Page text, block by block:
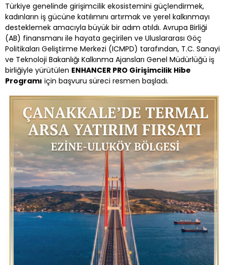
Türkiye genelinde girişimcilik ekosistemini güçlendirmek,
kadınların iş gücüne katılımını artırmak ve yerel kalkınmayı
desteklemek amacıyla büyük bir adım atıldı. Avrupa Birliği
(AB) finansmanı ile hayata geçirilen ve Uluslararası Göç
Politikaları Geliştirme Merkezi (ICMPD) tarafından, T.C. Sanayi
ve Teknoloji Bakanlığı Kalkınma Ajansları Genel Müdürlüğü iş
birliğiyle yürütülen ENHANCER PRO Girişimcilik Hibe
Programı için başvuru süreci resmen başladı.